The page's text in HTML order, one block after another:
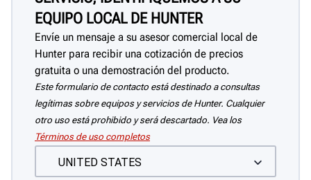
EQUIPO LOCAL DE HUNTER
Envíe un mensaje a su asesor comercial local de
Hunter para recibir una cotización de precios
gratuita o una demostración del producto.
Este formulario de contacto está destinado a consultas
legítimas sobre equipos y servicios de Hunter. Cualquier
otro uso está prohibido y será descartado. Vea los
Términos de uso completos